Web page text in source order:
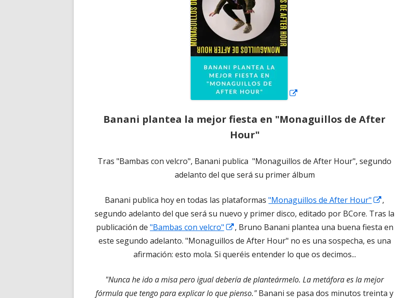
Banani plantea la mejor fiesta en "Monaguillos de After
Hour"
Tras "Bambas con velcro", Banani publica "Monaguillos de After Hour", segundo
adelanto del que será su primer álbum
Banani publica hoy en todas las plataformas"Monaguillos de After Hour"
Abrir
en
una
ventana
,
segundo adelanto del que será su nuevo y primer disco, editado por BCore. Tras la
publicación de "Bambas con velcro"
Abrir
en
una
nueva
, Bruno Banani plantea una buena fiesta en
este segundo adelanto. "Monaguillos de After Hour" no es una sospecha, es una
afirmación: esto mola. Si queréis entender lo que os decimos...
"Nunca he ido a misa pero igual debería de planteármelo. La metáfora es la mejor
fórmula que tengo para explicar lo que pienso."Banani se pasa dos minutos treinta y